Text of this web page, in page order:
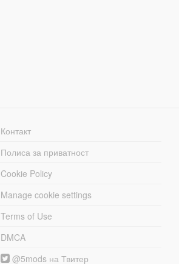
Контакт
Полиса за приватност
Cookie Policy
Manage cookie settings
Terms of Use
DMCA
@5mods на Твитер